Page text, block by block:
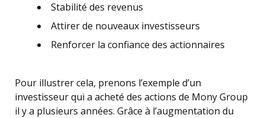
Stabilité des revenus
Attirer de nouveaux investisseurs
Renforcer la confiance des actionnaires
Pour illustrer cela, prenons l’exemple d’un
investisseur qui a acheté des actions de Mony Group
il y a plusieurs années. Grâce à l’augmentation du